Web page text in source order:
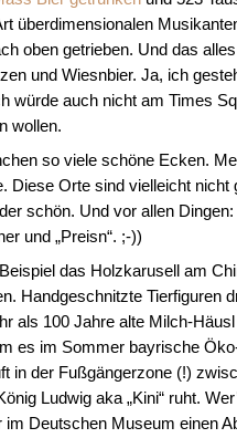
überdimensionalen
oben getrieben. Und das
und Wiesnbier. Ja, ich
würde auch nicht am Times
wollen.
so viele schöne Ecken.
Diese Orte sind vielleicht
schön. Und vor allen
und „Preisn“. ;-))
das Holzkarusell am
Handgeschnitzte Tierfiguren
als 100 Jahre alte Milch-
es im Sommer bayrische
in der Fußgängerzone (!)
Ludwig aka „Kini“ ruht.
im Deutschen Museum einen